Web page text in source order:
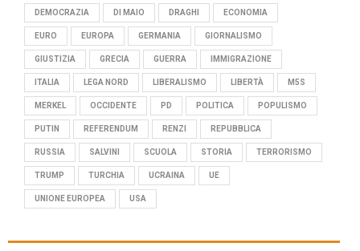
DEMOCRAZIA DI MAIO DRAGHI ECONOMIA
EURO EUROPA GERMANIA GIORNALISMO
GIUSTIZIA GRECIA GUERRA IMMIGRAZIONE
ITALIA LEGA NORD LIBERALISMO LIBERTÀ M5S
MERKEL OCCIDENTE PD POLITICA POPULISMO
PUTIN REFERENDUM RENZI REPUBBLICA
RUSSIA SALVINI SCUOLA STORIA TERRORISMO
TRUMP TURCHIA UCRAINA UE
UNIONE EUROPEA USA